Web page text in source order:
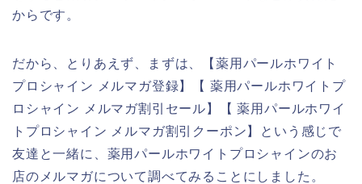
からです。
だから、とりあえず、まずは、【薬用パールホワイト
プロシャイン メルマガ登録】【 薬用パールホワイトプ
ロシャイン メルマガ割引セール】【 薬用パールホワイ
トプロシャイン メルマガ割引クーポン】という感じで
友達と一緒に、薬用パールホワイトプロシャインのお
店のメルマガについて調べてみることにしました。